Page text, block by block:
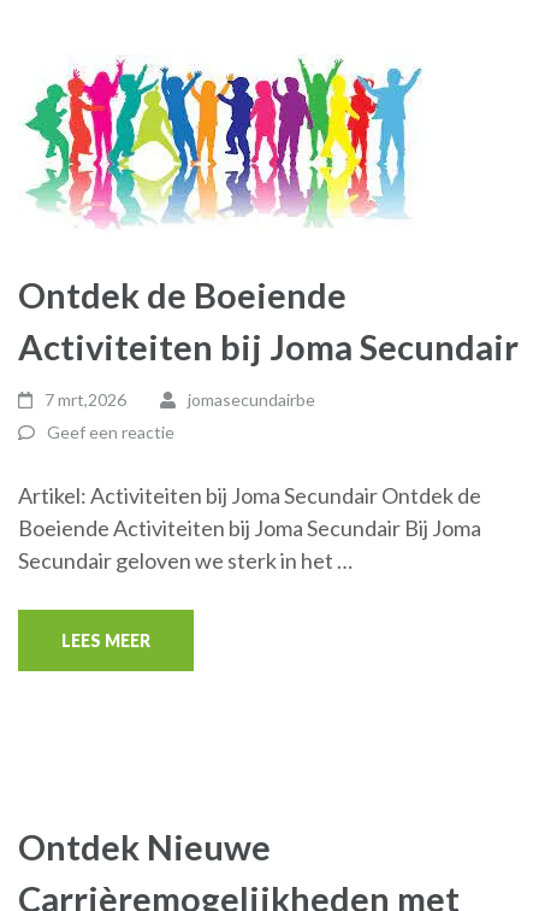
Ontdek de Boeiende
Activiteiten bij Joma Secundair
7 mrt,2026
jomasecundairbe
Geef een reactie
Artikel: Activiteiten bij Joma Secundair Ontdek de
Boeiende Activiteiten bij Joma Secundair Bij Joma
Secundair geloven we sterk in het …
LEES MEER
Ontdek Nieuwe
Carrièremogelijkheden met